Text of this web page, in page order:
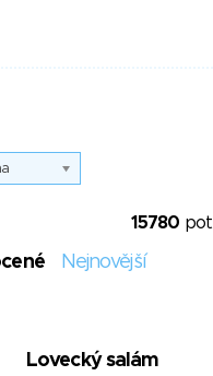
15780
Nejnovější
Lovecký salám